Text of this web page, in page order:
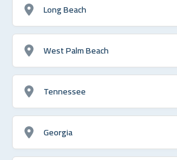
Long Beach
West Palm Beach
Tennessee
Georgia